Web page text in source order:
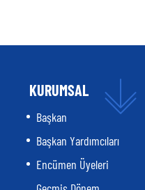
KURUMSAL
Başkan
Başkan Yardımcıları
Encümen Üyeleri